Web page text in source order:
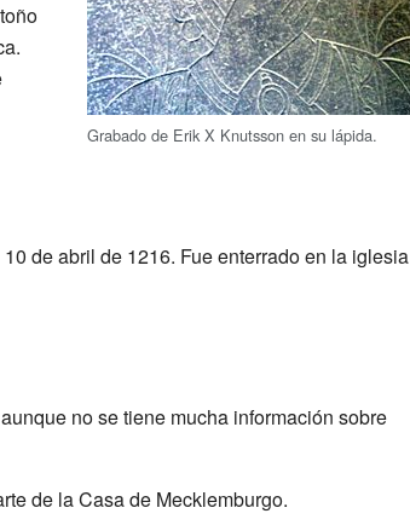
Grabado de Erik X Knutsson en su lápida.
de abril de 1216. Fue enterrado en la iglesia
no se tiene mucha información sobre
de la Casa de Mecklemburgo.